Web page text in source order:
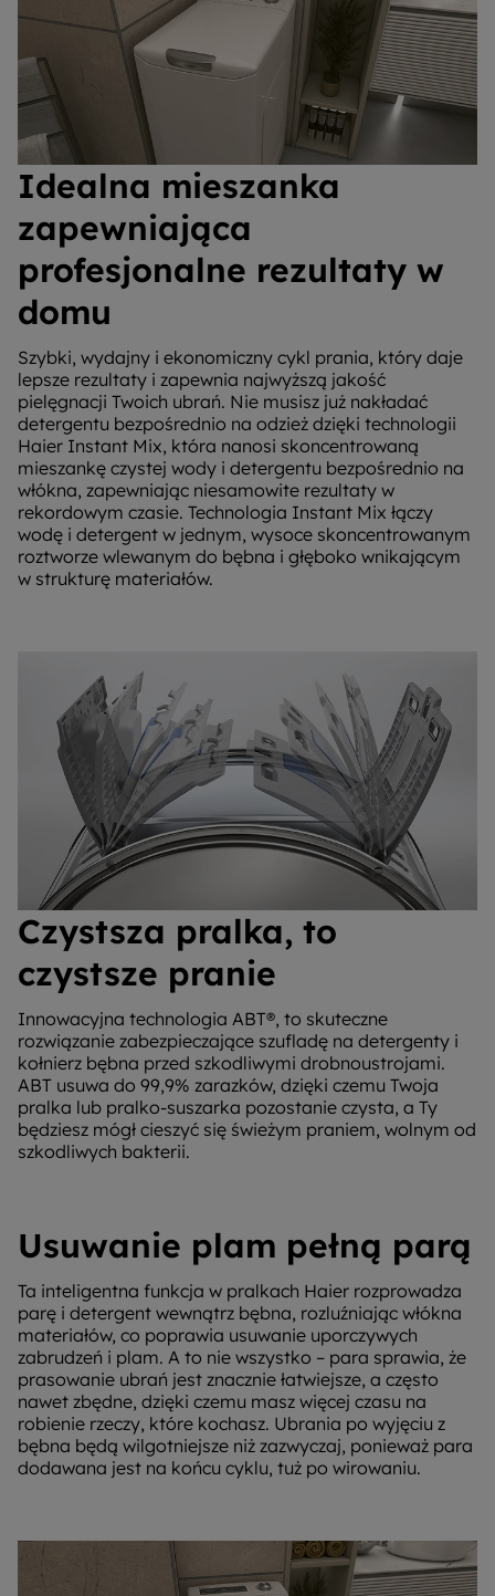
Idealna mieszanka
zapewniająca
profesjonalne rezultaty w
domu
Szybki, wydajny i ekonomiczny cykl prania, który daje
lepsze rezultaty i zapewnia najwyższą jakość
pielęgnacji Twoich ubrań. Nie musisz już nakładać
detergentu bezpośrednio na odzież dzięki technologii
Haier Instant Mix, która nanosi skoncentrowaną
mieszankę czystej wody i detergentu bezpośrednio na
włókna, zapewniając niesamowite rezultaty w
rekordowym czasie. Technologia Instant Mix łączy
wodę i detergent w jednym, wysoce skoncentrowanym
roztworze wlewanym do bębna i głęboko wnikającym
w strukturę materiałów.
Czystsza pralka, to
czystsze pranie
Innowacyjna technologia ABT®, to skuteczne
rozwiązanie zabezpieczające szufladę na detergenty i
kołnierz bębna przed szkodliwymi drobnoustrojami.
ABT usuwa do 99,9% zarazków, dzięki czemu Twoja
pralka lub pralko-suszarka pozostanie czysta, a Ty
będziesz mógł cieszyć się świeżym praniem, wolnym od
szkodliwych bakterii.
Usuwanie plam pełną parą
Ta inteligentna funkcja w pralkach Haier rozprowadza
parę i detergent wewnątrz bębna, rozluźniając włókna
materiałów, co poprawia usuwanie uporczywych
zabrudzeń i plam. A to nie wszystko – para sprawia, że ​​
prasowanie ubrań jest znacznie łatwiejsze, a często
nawet zbędne, dzięki czemu masz więcej czasu na
robienie rzeczy, które kochasz. Ubrania po wyjęciu z
bębna będą wilgotniejsze niż zazwyczaj, ponieważ para
dodawana jest na końcu cyklu, tuż po wirowaniu.